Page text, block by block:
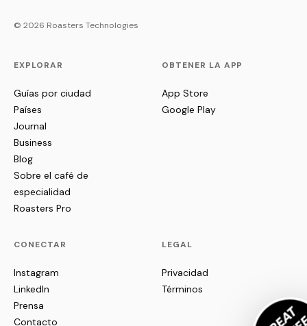
© 2026 Roasters Technologies
EXPLORAR
Guías por ciudad
Países
Journal
Business
Blog
Sobre el café de
especialidad
Roasters Pro
OBTENER LA APP
App Store
Google Play
CONECTAR
Instagram
LinkedIn
Prensa
Contacto
LEGAL
Privacidad
Términos